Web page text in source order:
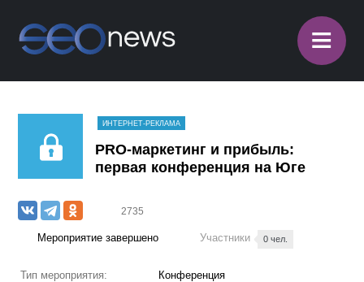
≡
ИНТЕРНЕТ-РЕКЛАМА
PRO-маркетинг и прибыль:
первая конференция на Юге
2735
Мероприятие завершено Участники 0 чел.
Тип мероприятия:
Конференция